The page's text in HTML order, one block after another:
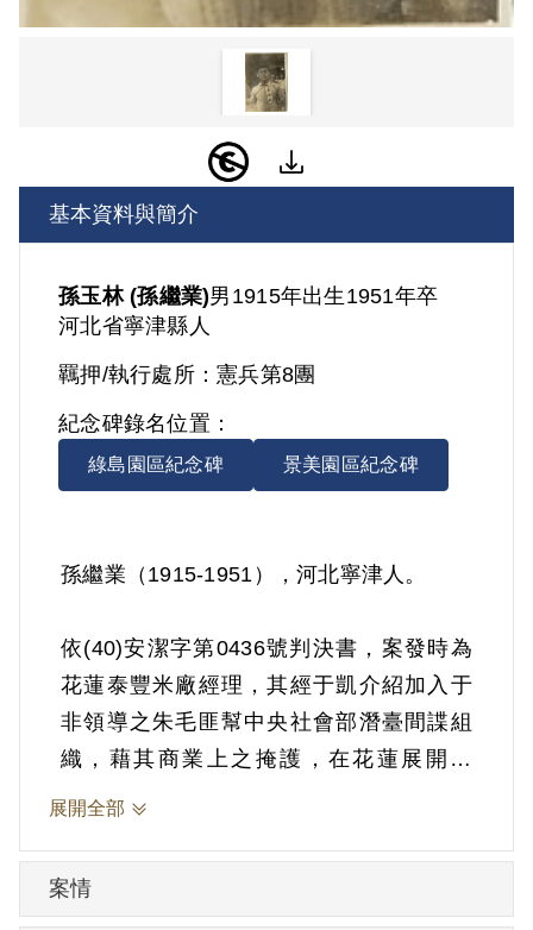
基本資料與簡介
孫玉林 (孫繼業)男 1915年出生 1951年卒
河北省寧津縣人
羈押/執行處所：憲兵第8團
紀念碑錄名位置：
綠島園區紀念碑 景美園區紀念碑
孫繼業（1915-1951），河北寧津人。
依(40)安潔字第0436號判決書，案發時為
花蓮泰豐米廠經理，其經于凱介紹加入于
非領導之朱毛匪幫中央社會部潛臺間諜組
織，藉其商業上之掩護，在花蓮展開活
動，收羅劉維杰等人，由王耀武協助攏絡
第2條第1項「意圖以非法之方法顛覆政府
展開全部
案情